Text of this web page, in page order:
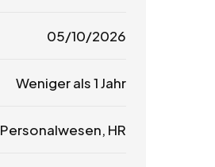
05/10/2026
Weniger als 1 Jahr
Personalwesen, HR